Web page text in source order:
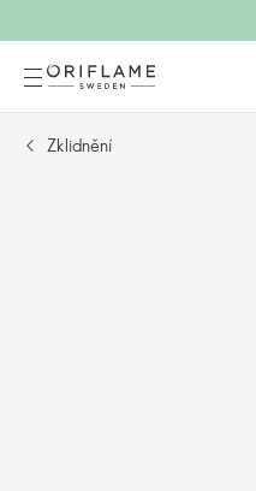
Zklidnění